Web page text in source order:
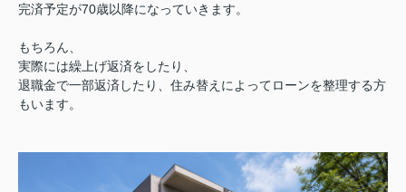
完済予定が70歳以降になっていきます。
もちろん、
実際には繰上げ返済をしたり、
退職金で一部返済したり、住み替えによってローンを整理する方
もいます。